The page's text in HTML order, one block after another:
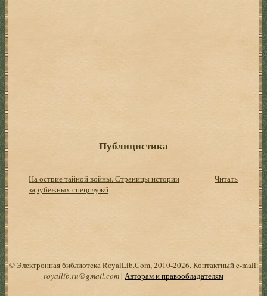
Публицистика
На острие тайной войны. Страницы истории
зарубежных спецслужб
Читать
© Электронная библиотека RoyalLib.Com, 2010-2026. Контактный e-mail:
royallib.ru@gmail.com| Авторам и правообладателям